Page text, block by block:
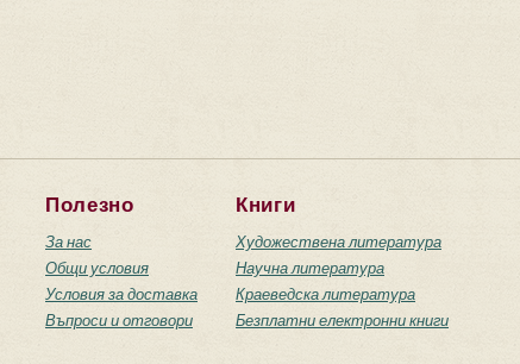
Полезно
За нас
Общи условия
Условия за доставка
Въпроси и отговори
Книги
Художествена литература
Научна литература
Краеведска литература
Безплатни електронни книги